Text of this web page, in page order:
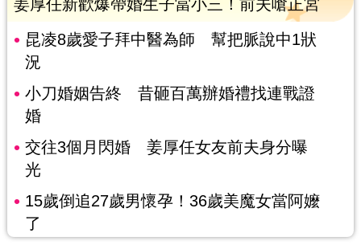
姜厚任新歡爆帶婚生子當小三！前夫嗆正宮
昆凌8歲愛子拜中醫為師 幫把脈說中1狀
況
小刀婚姻告終 昔砸百萬辦婚禮找連戰證
婚
交往3個月閃婚 姜厚任女友前夫身分曝
光
15歲倒追27歲男懷孕！36歲美魔女當阿嬤
了